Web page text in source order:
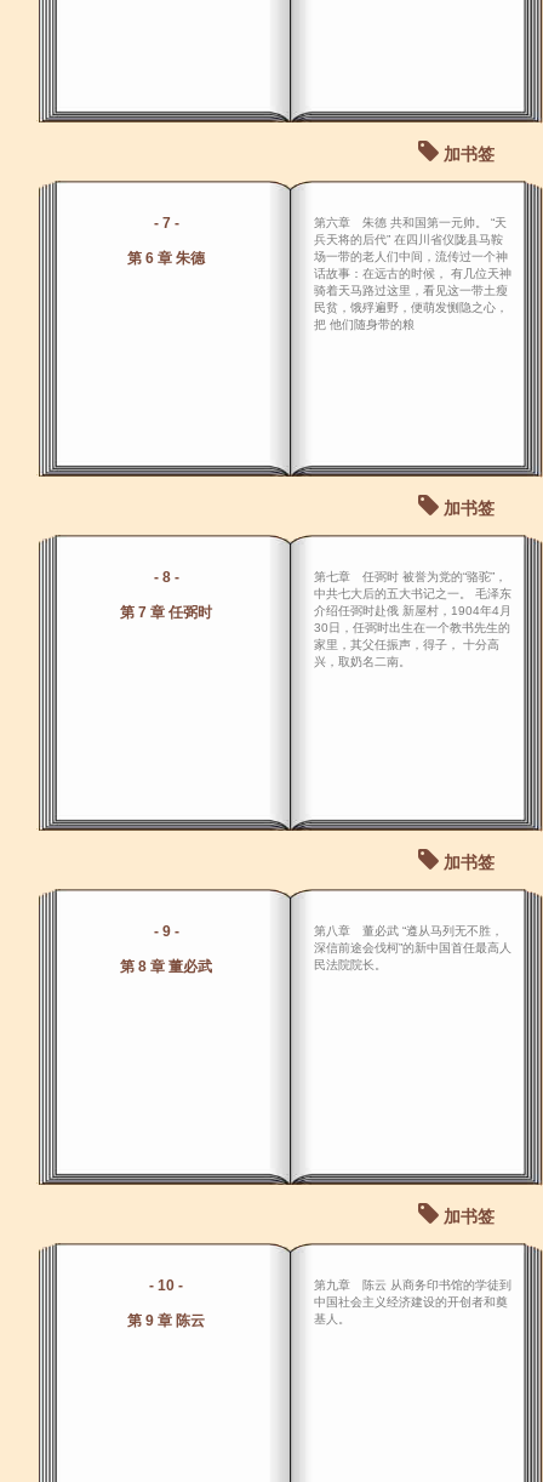
加书签
- 7 -
第 6 章 朱德
第六章 朱德 共和国第一元帅。 “天
兵天将的后代” 在四川省仪陇县马鞍
场一带的老人们中间，流传过一个神
话故事：在远古的时候， 有几位天神
骑着天马路过这里，看见这一带土瘦
民贫，饿殍遍野，便萌发恻隐之心，
把 他们随身带的粮
加书签
- 8 -
第 7 章 任弼时
第七章 任弼时 被誉为党的“骆驼”，
中共七大后的五大书记之一。 毛泽东
介绍任弼时赴俄 新屋村，1904年4月
30日，任弼时出生在一个教书先生的
家里，其父任振声，得子， 十分高
兴，取奶名二南。
加书签
- 9 -
第 8 章 董必武
第八章 董必武 “遵从马列无不胜，
深信前途会伐柯”的新中国首任最高人
民法院院长。
加书签
- 10 -
第 9 章 陈云
第九章 陈云 从商务印书馆的学徒到
中国社会主义经济建设的开创者和奠
基人。